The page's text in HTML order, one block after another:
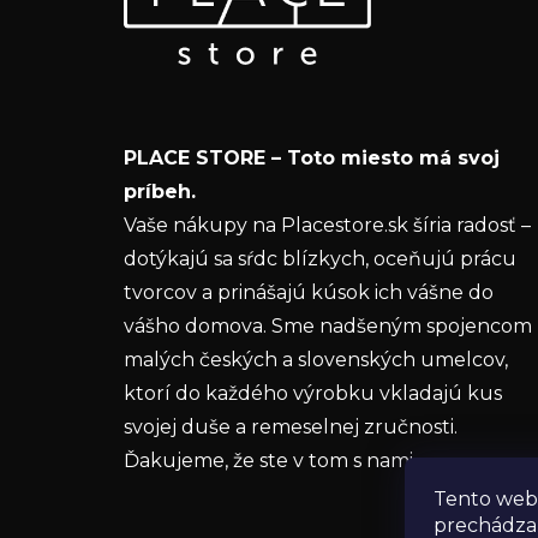
Tento
Vložte svoj e-mail a my Vám budeme zasielať
informácie o nových produktoch na našom e-
Vložením e-mailu súhlasíte s
ochrany osobných údajov
PRIHLÁSIŤ SA
PLACE STORE – Toto miesto má svoj
príbeh.
Vaše nákupy na Placestore.sk šíria radosť –
dotýkajú sa sŕdc blízkych, oceňujú prácu
tvorcov a prinášajú kúsok ich vášne do
vášho domova. Sme nadšeným spojencom
malých českých a slovenských umelcov,
ktorí do každého výrobku vkladajú kus
svojej duše a remeselnej zručnosti.
Ďakujeme, že ste v tom s nami.